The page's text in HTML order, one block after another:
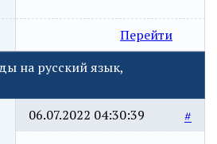
Перейти
на русский язык,
#
06.07.2022 04:30:39